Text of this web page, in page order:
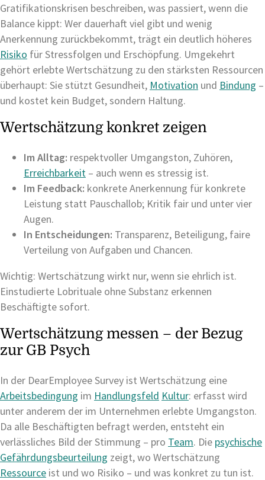
Gratifikationskrisen beschreiben, was passiert, wenn die
Balance kippt: Wer dauerhaft viel gibt und wenig
Anerkennung zurückbekommt, trägt ein deutlich höheres
Risiko für Stressfolgen und Erschöpfung. Umgekehrt
gehört erlebte Wertschätzung zu den stärksten Ressourcen
überhaupt: Sie stützt Gesundheit, Motivation und Bindung –
und kostet kein Budget, sondern Haltung.
Wertschätzung konkret zeigen
Im Alltag: respektvoller Umgangston, Zuhören,
Erreichbarkeit – auch wenn es stressig ist.
Im Feedback: konkrete Anerkennung für konkrete
Leistung statt Pauschallob; Kritik fair und unter vier
Augen.
In Entscheidungen: Transparenz, Beteiligung, faire
Verteilung von Aufgaben und Chancen.
Wichtig: Wertschätzung wirkt nur, wenn sie ehrlich ist.
Einstudierte Lobrituale ohne Substanz erkennen
Beschäftigte sofort.
Wertschätzung messen – der Bezug
zur GB Psych
In der DearEmployee Survey ist Wertschätzung eine
Arbeitsbedingung im Handlungsfeld Kultur: erfasst wird
unter anderem der im Unternehmen erlebte Umgangston.
Da alle Beschäftigten befragt werden, entsteht ein
verlässliches Bild der Stimmung – pro Team. Die psychische
Gefährdungsbeurteilung zeigt, wo Wertschätzung
Ressource ist und wo Risiko – und was konkret zu tun ist.